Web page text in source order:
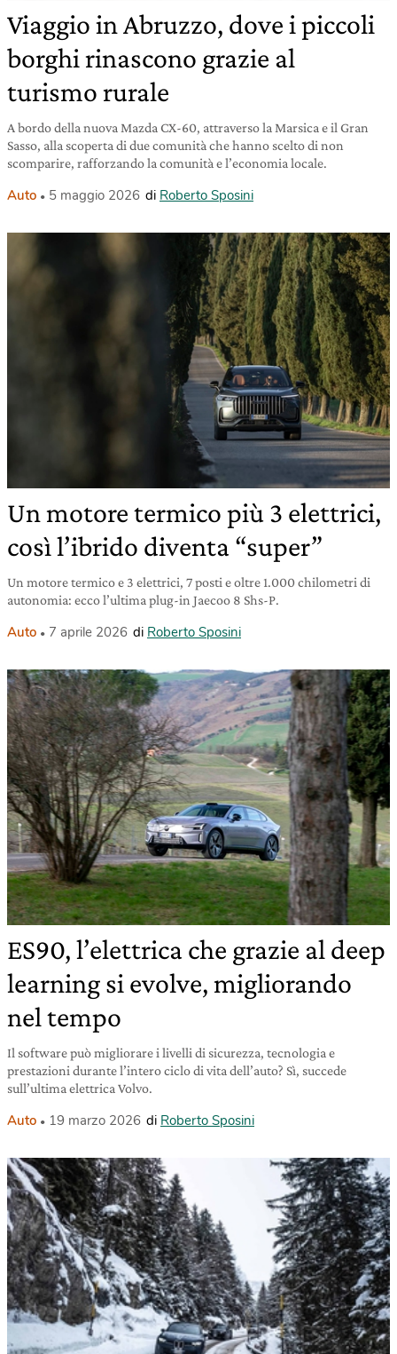
Viaggio in Abruzzo, dove i piccoli
borghi rinascono grazie al
turismo rurale
A bordo della nuova Mazda CX-60, attraverso la Marsica e il Gran
Sasso, alla scoperta di due comunità che hanno scelto di non
scomparire, rafforzando la comunità e l’economia locale.
Auto 5 maggio 2026 di Roberto Sposini
Un motore termico più 3 elettrici,
così l’ibrido diventa “super”
Un motore termico e 3 elettrici, 7 posti e oltre 1.000 chilometri di
autonomia: ecco l’ultima plug-in Jaecoo 8 Shs-P.
Auto 7 aprile 2026 di Roberto Sposini
ES90, l’elettrica che grazie al deep
learning si evolve, migliorando
nel tempo
Il software può migliorare i livelli di sicurezza, tecnologia e
prestazioni durante l’intero ciclo di vita dell’auto? Sì, succede
sull’ultima elettrica Volvo.
Auto 19 marzo 2026 di Roberto Sposini